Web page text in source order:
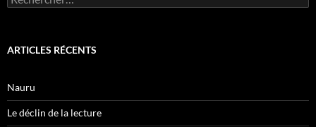
ARTICLES RÉCENTS
Nauru
Le déclin de la lecture